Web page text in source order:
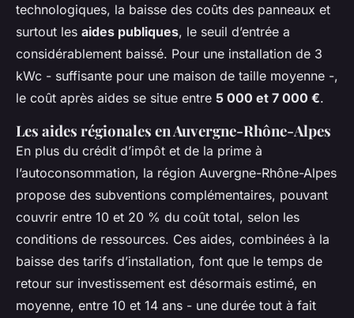
technologiques, la baisse des coûts des panneaux et
surtout les aides publiques, le seuil d’entrée a
considérablement baissé. Pour une installation de 3
kWc - suffisante pour une maison de taille moyenne -,
le coût après aides se situe entre 5 000 et 7 000 €.
Les aides régionales en Auvergne-Rhône-Alpes
En plus du crédit d’impôt et de la prime à
l’autoconsommation, la région Auvergne-Rhône-Alpes
propose des subventions complémentaires, pouvant
couvrir entre 10 et 20 % du coût total, selon les
conditions de ressources. Ces aides, combinées à la
baisse des tarifs d’installation, font que le temps de
retour sur investissement est désormais estimé, en
moyenne, entre 10 et 14 ans - une durée tout à fait